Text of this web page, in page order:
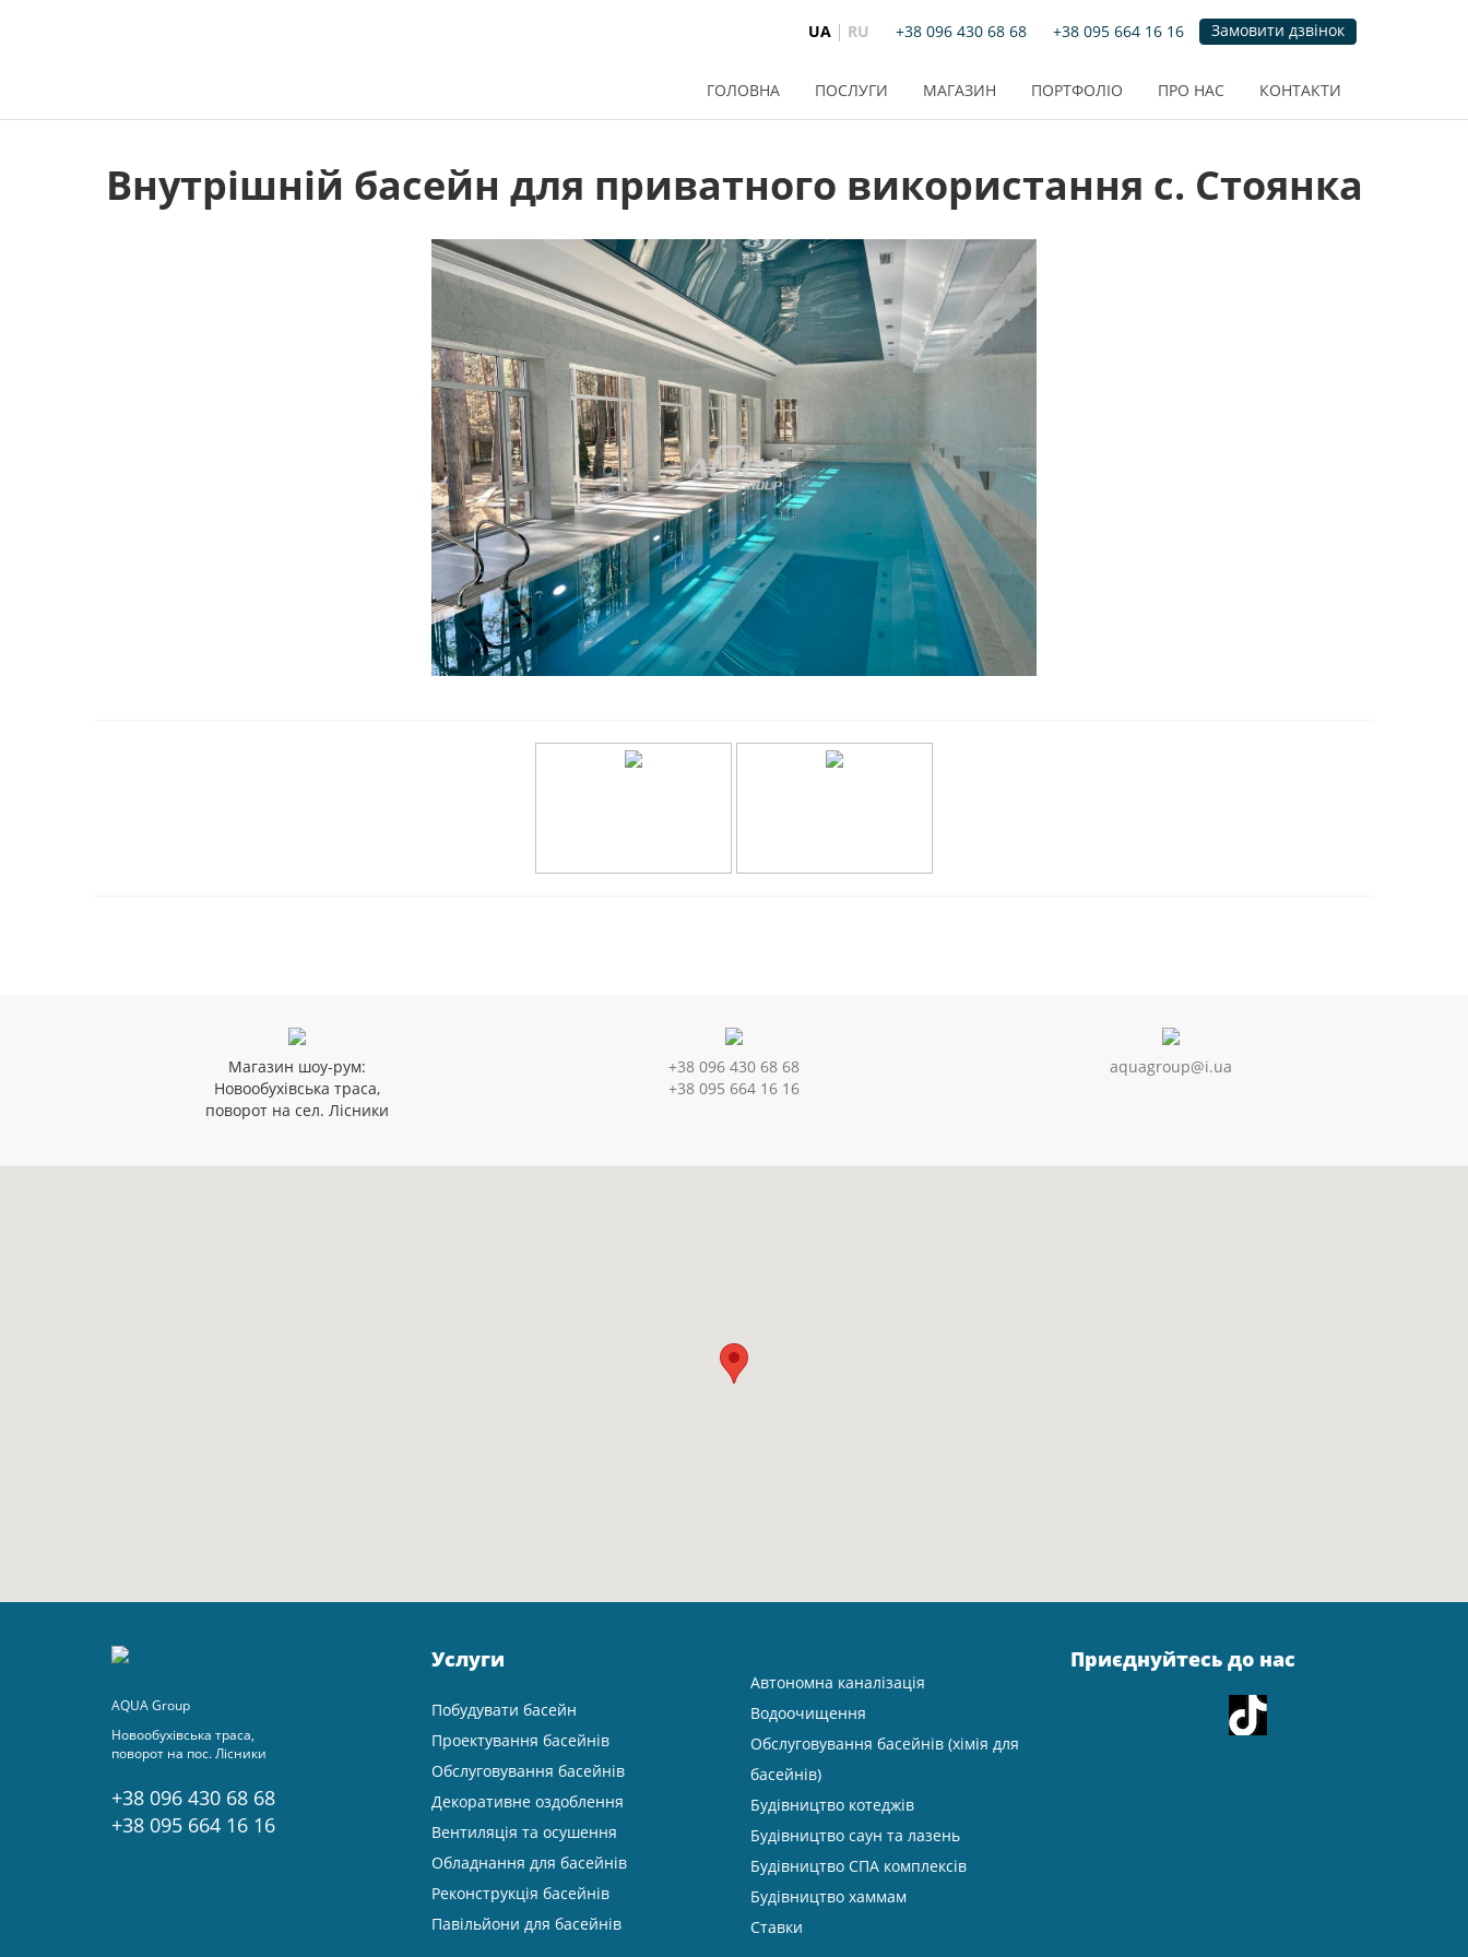
UA RU +38 096 430 68 68 +38 095 664 16 16 Замовити дзвінок
ГОЛОВНА ПОСЛУГИ МАГАЗИН ПОРТФОЛІО ПРО НАС КОНТАКТИ
Внутрішній басейн для приватного використання с. Стоянка
Магазин шоу-рум:
Новообухівська траса,
поворот на сел. Лісники
+38 096 430 68 68
+38 095 664 16 16
aquagroup@i.ua
AQUA Group
Новообухівська траса,
поворот на пос. Лісники
+38 096 430 68 68
+38 095 664 16 16
Услуги
Побудувати басейн
Проектування басейнів
Обслуговування басейнів
Декоративне оздоблення
Вентиляція та осушення
Обладнання для басейнів
Реконструкція басейнів
Павільйони для басейнів
Автономна каналізація
Водоочищення
Обслуговування басейнів (хімія для
басейнів)
Будівництво котеджів
Будівництво саун та лазень
Будівництво СПА комплексів
Будівництво хаммам
Ставки
Приєднуйтесь до нас